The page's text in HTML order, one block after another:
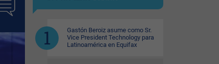
Gastón Beroiz asume como Sr.
Vice President Technology para
Latinoamérica en Equifax